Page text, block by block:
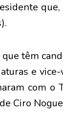
têm
e
com o
Ciro